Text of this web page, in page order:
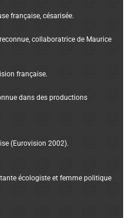
française, césarisée.
collaboratrice de Maurice
française.
dans des productions
(Eurovision 2002).
écologiste et femme politique